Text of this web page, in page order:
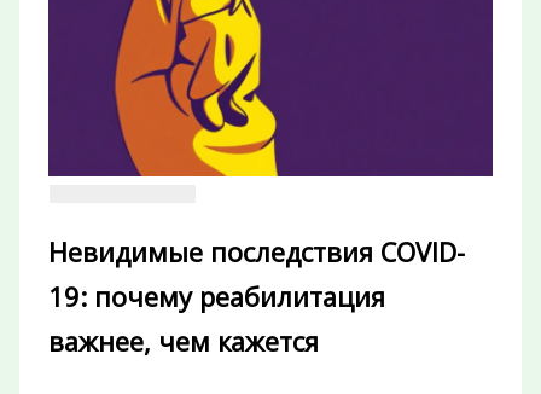
Невидимые последствия COVID-
19: почему реабилитация
важнее, чем кажется